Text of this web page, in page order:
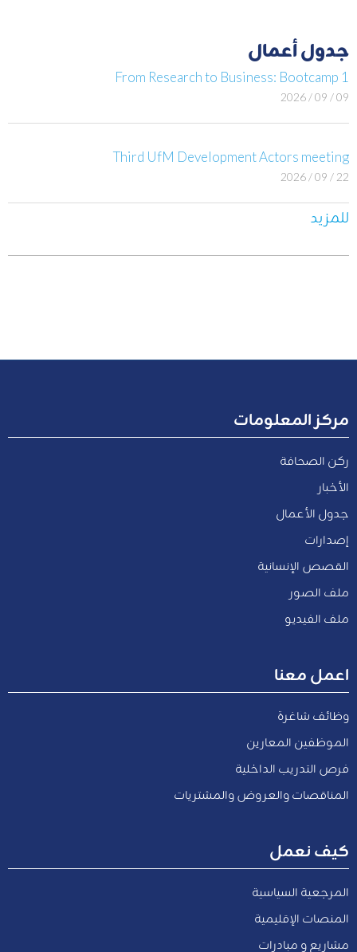
جدول أعمال
From Research to Business: Bootcamp 1
09 / 09 / 2026
Third UfM Development Actors meeting
22 / 09 / 2026
للمزيد
مركز المعلومات
ركن الصحافة
الأخبار
جدول الأعمال
إصدارات
القصص الإنسانية
ملف الصور
ملف الفيديو
اعمل معنا
وظائف شاغرة
الموظفين المعارين
فرص التدريب الداخلية
المناقصات والعروض والمشتريات
كيف نعمل
المرجعية السياسية
المنصات الإقليمية
مشاريع و مبادرات